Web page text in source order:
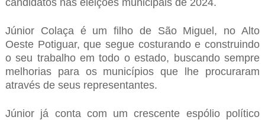
Júnior Colaça é um filho de São Miguel, no Alto
Oeste Potiguar, que segue costurando e construindo
o seu trabalho em todo o estado, buscando sempre
melhorias para os municípios que lhe procuraram
através de seus representantes.
Júnior já conta com um crescente espólio político